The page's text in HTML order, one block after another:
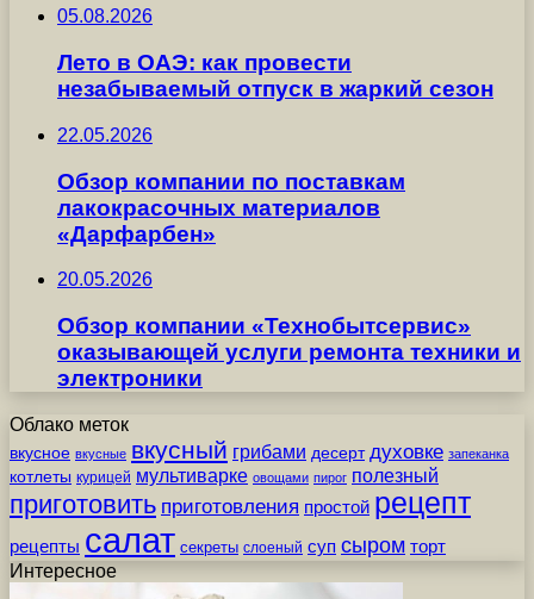
05.08.2026
Лето в ОАЭ: как провести
незабываемый отпуск в жаркий сезон
22.05.2026
Обзор компании по поставкам
лакокрасочных материалов
«Дарфарбен»
20.05.2026
Обзор компании «Технобытсервис»
оказывающей услуги ремонта техники и
электроники
Облако меток
вкусное вкусные вкусный грибами десерт духовке запеканка
котлеты курицей мультиварке овощами пирог полезный
приготовить приготовления простой рецепт
рецепты салат секреты слоеный суп сыром торт
Интересное